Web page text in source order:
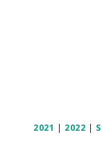
2021 | 2022 |